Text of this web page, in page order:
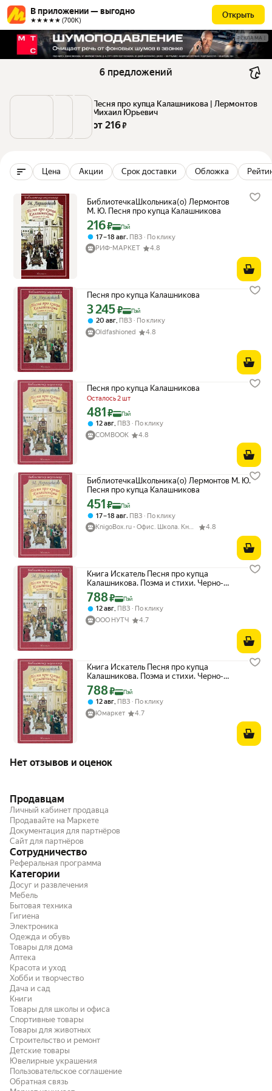
В приложении — выгодно
★★★★★ (700К)
Открыть
РЕКЛАМА
6 предложений
Песня про купца Калашникова | Лермонтов
Михаил Юрьевич
от 216 ₽
Цена Акции Срок доставки Обложка
БиблиотечкаШкольника(о) Лермонтов
М. Ю. Песня про купца Калашникова
Цена с картой Яндекс Пэй 216 ₽ вместо
216₽ Пэй
17 – 18 авг, ПВЗ
По клику
РИФ-МАРКЕТ
4.8
Песня про купца Калашникова
Цена с картой Яндекс Пэй 3245 ₽ вместо
3 245₽ Пэй
20 авг, ПВЗ
По клику
Oldfashioned
4.8
Песня про купца Калашникова
Осталось 2 шт
Цена с картой Яндекс Пэй 481 ₽ вместо
481₽ Пэй
12 авг ПВЗ
По клику
COMBOOK
4.8
БиблиотечкаШкольника(о) Лермонтов М. Ю.
Песня про купца Калашникова
Цена с картой Яндекс Пэй 451 ₽ вместо
451₽ Пэй
17 – 18 авг, ПВЗ
По клику
KnigoBox.ru - Офис. Школа. Книги. Дом
4.8
Книга Искатель Песня про купца
Калашникова. Поэма и стихи. Черно-
белые иллюстрации. Библиотечка
школьника. М. Лермонтов
Цена с картой Яндекс Пэй 788 ₽ вместо
788₽ Пэй
12 авг, ПВЗ
По клику
ООО НУТЧ
4.7
Книга Искатель Песня про купца
Калашникова. Поэма и стихи. Черно-
белые иллюстрации. Библиотечка
школьника. М. Лермонтов
Цена с картой Яндекс Пэй 788 ₽ вместо
788₽ Пэй
12 авг ПВЗ
По клику
Юмаркет
4.7
Нет отзывов и оценок
Продавцам
Личный кабинет продавца
Продавайте на Маркете
Документация для партнёров
Сайт для партнёров
Сотрудничество
Реферальная программа
Категории
Досуг и развлечения
Мебель
Бытовая техника
Гигиена
Электроника
Одежда и обувь
Товары для дома
Аптека
Красота и уход
Хобби и творчество
Дача и сад
Книги
Товары для школы и офиса
Спортивные товары
Товары для животных
Строительство и ремонт
Детские товары
Ювелирные украшения
Пользовательское соглашение
Обратная связь